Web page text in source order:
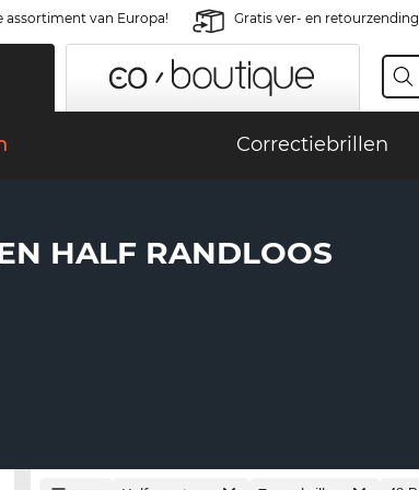
assortiment van Europa! Gratis ver- en retourzending
Correctiebrillen
HALF RANDLOOS